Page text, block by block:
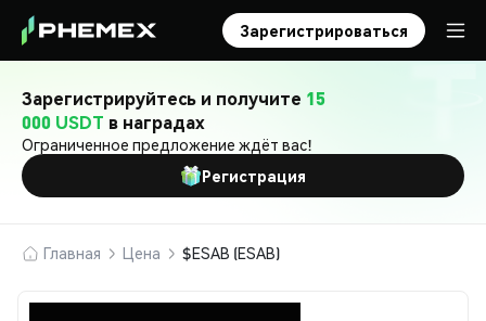
Зарегистрироваться
Зарегистрируйтесь и получите 15
000 USDT в наградах
Ограниченное предложение ждёт вас!
Регистрация
Главная Цена $ESAB (ESAB)